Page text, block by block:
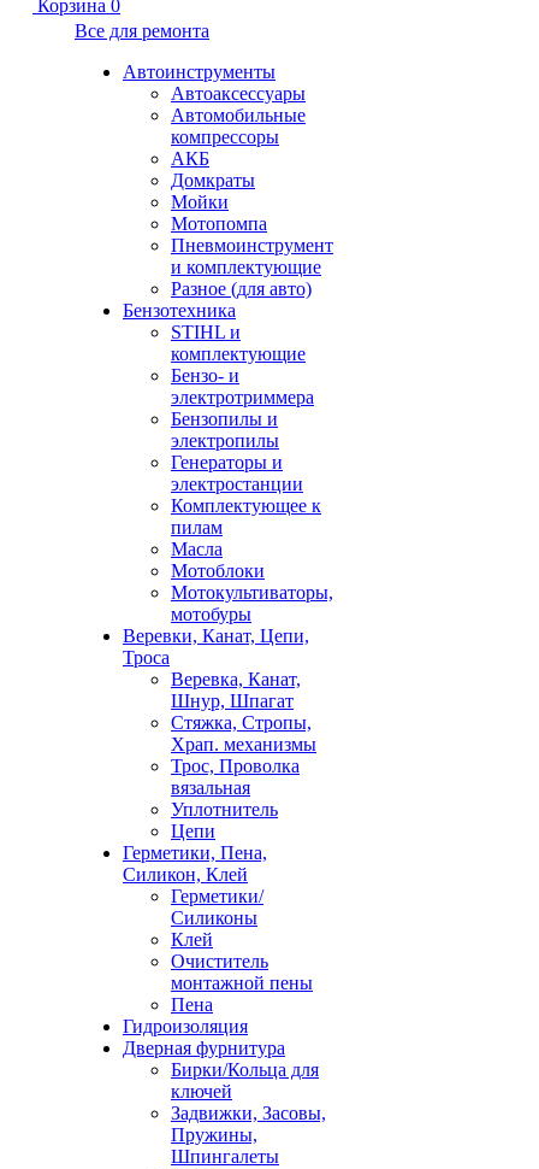
Корзина 0
Все для ремонта
Автоинструменты
Автоаксессуары
Автомобильные
компрессоры
АКБ
Домкраты
Мойки
Мотопомпа
Пневмоинструмент
и комплектующие
Разное (для авто)
Бензотехника
STIHL и
комплектующие
Бензо- и
электротриммера
Бензопилы и
электропилы
Генераторы и
электростанции
Комплектующее к
пилам
Масла
Мотоблоки
Мотокультиваторы,
мотобуры
Веревки, Канат, Цепи,
Троса
Веревка, Канат,
Шнур, Шпагат
Стяжка, Стропы,
Храп. механизмы
Трос, Проволка
вязальная
Уплотнитель
Цепи
Герметики, Пена,
Силикон, Клей
Герметики/
Силиконы
Клей
Очиститель
монтажной пены
Пена
Гидроизоляция
Дверная фурнитура
Бирки/Кольца для
ключей
Задвижки, Засовы,
Пружины,
Шпингалеты